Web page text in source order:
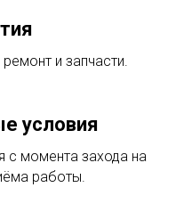
и запчасти.
условия
с момента захода на
работы.